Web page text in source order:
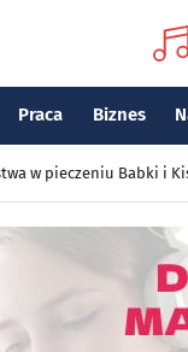
Praca Biznes
w pieczeniu Babki i